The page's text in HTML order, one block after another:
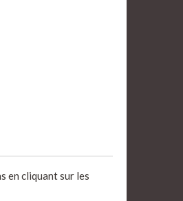
en cliquant sur les